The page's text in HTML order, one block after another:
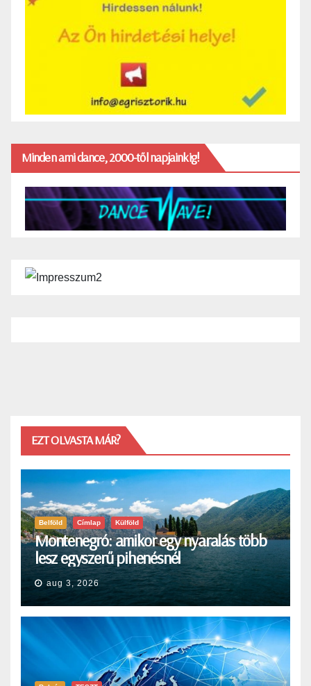
Minden ami dance, 2000-től napjainkig!
EZT OLVASTA MÁR?
Belföld Címlap Külföld
Montenegró: amikor egy nyaralás több
lesz egyszerű pihenésnél
aug 3, 2026